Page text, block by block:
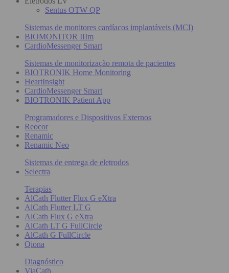
Sentus OTW QP
Sistemas de monitores cardíacos implantáveis (MCI)
BIOMONITOR IIIm
CardioMessenger Smart
Sistemas de monitorização remota de pacientes
BIOTRONIK Home Monitoring
HeartInsight
CardioMessenger Smart
BIOTRONIK Patient App
Programadores e Dispositivos Externos
Reocor
Renamic
Renamic Neo
Sistemas de entrega de eletrodos
Selectra
Terapias
AlCath Flutter Flux G eXtra
AlCath Flutter LT G
AlCath Flux G eXtra
AlCath LT G FullCircle
AlCath G FullCircle
Qiona
Diagnóstico
ViaCath